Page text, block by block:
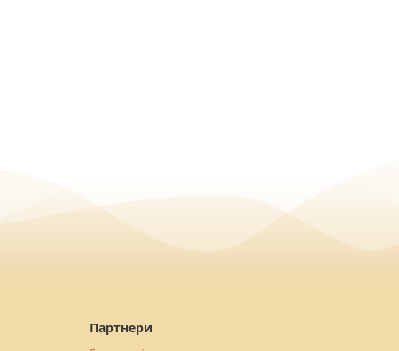
Партнери